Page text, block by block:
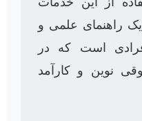
راهنمای علمی و
است که در
نوین و کارآمد